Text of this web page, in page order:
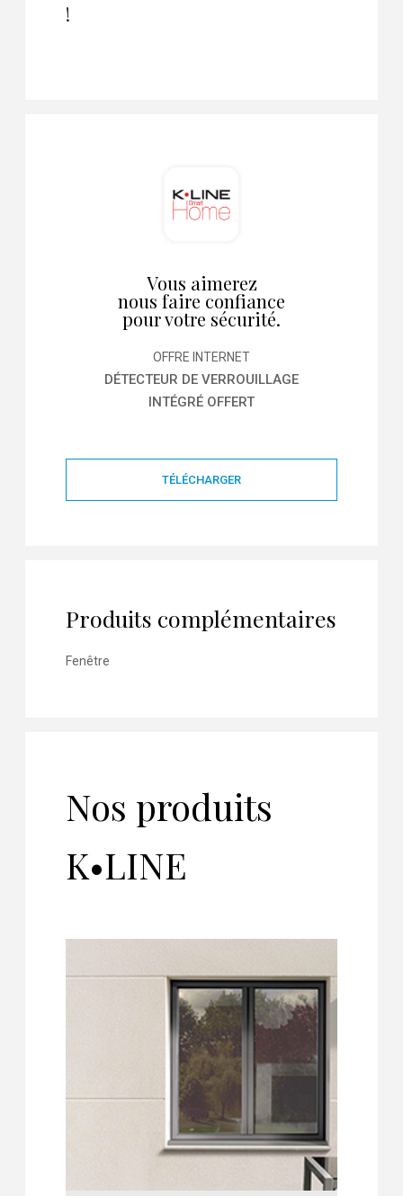
!
Vous aimerez
nous faire confiance
pour votre sécurité.
OFFRE INTERNET
DÉTECTEUR DE VERROUILLAGE
INTÉGRÉ OFFERT
TÉLÉCHARGER
Produits complémentaires
Fenêtre
Nos produits
K•LINE